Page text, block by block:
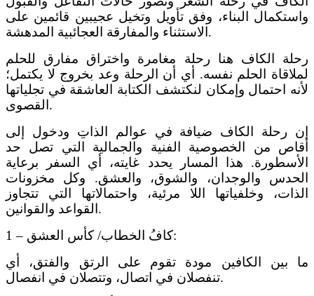
واستكمال البناء، وفق تأويل وتخيل عجيبين قائمين على
الاستثناء والمفارقة العجائبية المدهشة.
رحلة الكاف هنا رحلة مغامرة واختراق مفارق للحلم
لملاقاة الحلم نفسه. أي أن الرحلة وعد بخروج لا يكتمل؛
لأنه احتمال وإمكان لنكتشف الكتابة العاشقة في تجلياتها
القصوى.
إن رحلة الكاف ضيافة في عوالم الذاتِ ودخول إلى
أقاص من الخصوصية الفنية والجمالية التي تصل حد
الأسطورة. هذا المسار يحدد غايته، أي السفر برعاية
الحدس والوجدان، والشوق، والعشق. وكل مخزونات
الذات، وخلفياتها اللا مرئية، واحتمالاتها التي تتجاوز
القواعد والقوانين.
1 – كافُ الخطاب/ كأس العشق:
ما بين الكافين مودة تقوم على الرتق والفتق، أي
تنفصلان في اتصال، وتتصلان في انفصال.